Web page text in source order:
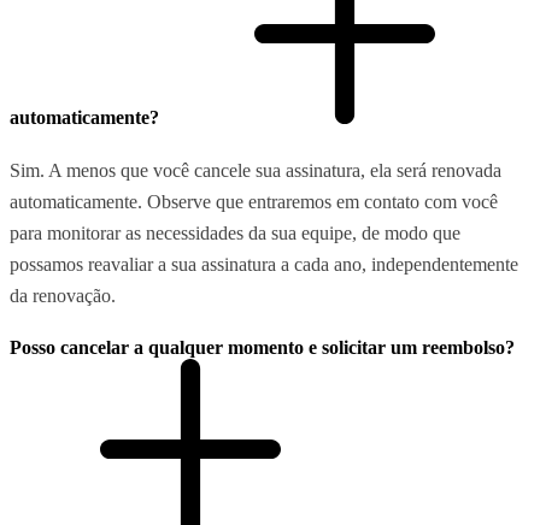
automaticamente?
Sim. A menos que você cancele sua assinatura, ela será renovada
automaticamente. Observe que entraremos em contato com você
para monitorar as necessidades da sua equipe, de modo que
possamos reavaliar a sua assinatura a cada ano, independentemente
da renovação.
Posso cancelar a qualquer momento e solicitar um reembolso?